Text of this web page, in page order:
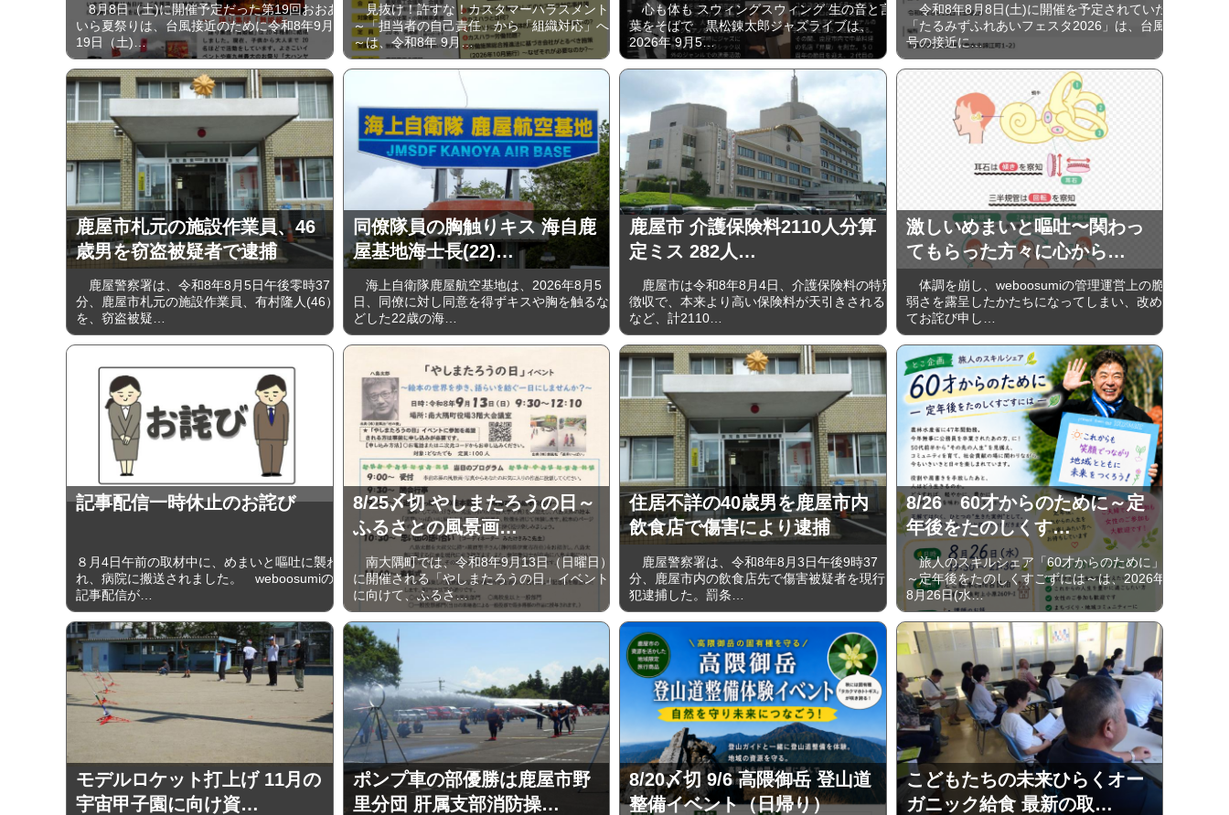
8月8日（土)に開催予定だった第19回おおあ
いら夏祭りは、台風接近のために令和8年9月
19日（土)…
見抜け！許すな！カスタマーハラスメント
～「担当者の自己責任」から「組織対応」へ
～は、令和8年 9月…
心も体も スウィングスウィング 生の音と言
葉をそばで 黒松錬太郎ジャズライブは、
2026年 9⽉5…
令和8年8月8日(土)に開催を予定されていた
「たるみずふれあいフェスタ2026」は、台風
号の接近に…
鹿屋市札元の施設作業員、46
歳男を窃盗被疑者で逮捕
鹿屋警察署は、令和8年8月5日午後零時37
分、鹿屋市札元の施設作業員、有村隆人(46）
を、窃盗被疑…
同僚隊員の胸触りキス 海自鹿
屋基地海士長(22)…
海上自衛隊鹿屋航空基地は、2026年8月5
日、同僚に対し同意を得ずキスや胸を触るな
どした22歳の海…
鹿屋市 介護保険料2110人分算
定ミス 282人…
鹿屋市は令和8年8月4日、介護保険料の特別
徴収で、本来より高い保険料が天引きされる
など、計2110…
激しいめまいと嘔吐〜関わっ
てもらった方々に心から…
体調を崩し、weboosumiの管理運営上の脆
弱さを露呈したかたちになってしまい、改め
てお詫び申し…
記事配信一時休止のお詫び
８月4日午前の取材中に、めまいと嘔吐に襲わ
れ、病院に搬送されました。 weboosumiの
記事配信が…
8/25〆切 やしまたろうの日～
ふるさとの風景画…
南大隅町では、令和8年9月13日（日曜日）
に開催される「やしまたろうの日」イベント
に向けて、ふるさ…
住居不詳の40歳男を鹿屋市内
飲食店で傷害により逮捕
鹿屋警察署は、令和8年8月3日午後9時37
分、鹿屋市内の飲食店先で傷害被疑者を現行
犯逮捕した。罰条…
8/26 60才からのために～定
年後をたのしくす…
旅人のスキルシェア「60才からのために」
～定年後をたのしくすごずには～は、2026年
8月26日(水…
モデルロケット打上げ 11月の
宇宙甲子園に向け資…
ポンプ車の部優勝は鹿屋市野
里分団 肝属支部消防操…
8/20〆切 9/6 高隈御岳 登山道
整備イベント（日帰り）
こどもたちの未来ひらくオー
ガニック給食 最新の取…